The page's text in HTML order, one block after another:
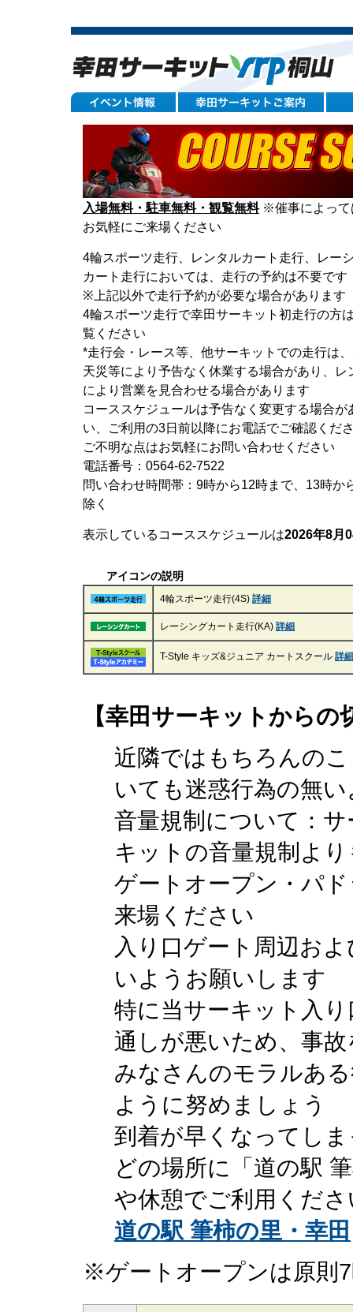
入場無料・駐車無料・観覧無料※催事によって
お気軽にご来場ください
4輪スポーツ走行、レンタルカート走行、レー
カート走行においては、走行の予約は不要です
※上記以外で走行予約が必要な場合がありま
4輪スポーツ走行で幸田サーキット初走行の方
覧ください
*走行会・レース等、他サーキットでの走行は
天災等により予告なく休業する場合があり、
により営業を見合わせる場合があります
コーススケジュールは予告なく変更する場合
い、ご利用の3日前以降にお電話でご確認くだ
ご不明な点はお気軽にお問い合わせください
電話番号：0564-62-7522
問い合わせ時間帯：9時から12時まで、13時か
除く
表示しているコーススケジュールは2026年8月
アイコンの説明
4輪スポーツ走行(4S) 詳細
レーシングカート走行(KA) 詳細
T-Style キッズ&ジュニア カートスクール 詳細
【幸田サーキットからの
近隣ではもちろんの
いても迷惑行為の無
音量規制について：
キットの音量規制よ
ゲートオープン・パ
来場ください
入り口ゲート周辺お
いようお願いします
特に当サーキット入
通しが悪いため、事
みなさんのモラルあ
ように努めましょう
到着が早くなってし
どの場所に「道の駅
や休憩でご利用くださ
道の駅 筆柿の里・幸田
※ゲートオープンは原則